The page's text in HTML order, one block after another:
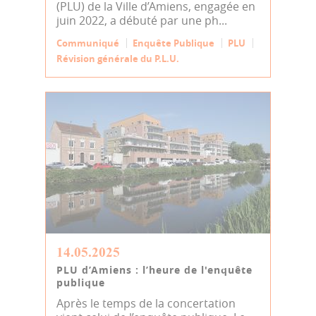
(PLU) de la Ville d’Amiens, engagée en
juin 2022, a débuté par une ph...
Communiqué Enquête Publique
PLU
Révision générale du P.L.U.
14.05.2025
PLU d’Amiens : l’heure de l'enquête
publique
Après le temps de la concertation